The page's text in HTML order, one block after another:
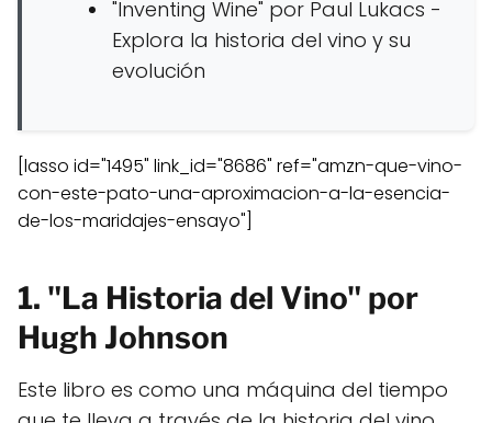
"Inventing Wine" por Paul Lukacs -
Explora la historia del vino y su
evolución
[lasso id="1495" link_id="8686" ref="amzn-que-vino-
con-este-pato-una-aproximacion-a-la-esencia-
de-los-maridajes-ensayo"]
1. "La Historia del Vino" por
Hugh Johnson
Este libro es como una máquina del tiempo